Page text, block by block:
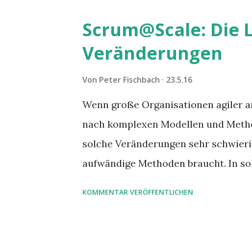
Scrum@Scale:
Veränderungen
Von Peter Fischbach 23.5.16
Wenn große Organisationen agiler
nach komplexen Modellen und
solche Veränderungen sehr
aufwändige Methoden braucht. In
KOMMENTAR VERÖFFENTLICHEN